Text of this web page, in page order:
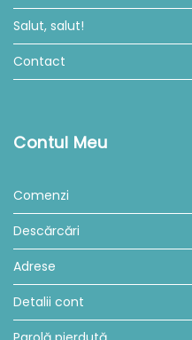
Salut, salut!
Contact
Contul Meu
Comenzi
Descărcări
Adrese
Detalii cont